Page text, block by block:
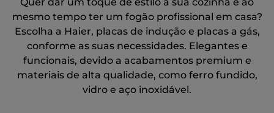
mesmo tempo ter um fogão profissional em casa?
Escolha a Haier, placas de indução e placas a gás,
conforme as suas necessidades. Elegantes e
funcionais, devido a acabamentos premium e
materiais de alta qualidade, como ferro fundido,
vidro e aço inoxidável.